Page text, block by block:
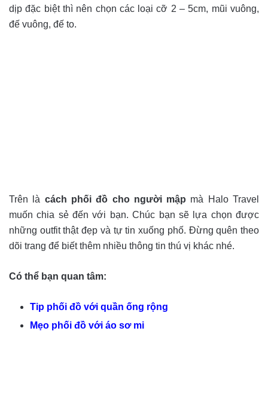
dịp đặc biệt thì nên chọn các loại cỡ 2 – 5cm, mũi vuông,
đế vuông, đế to.
Trên là cách phối đồ cho người mập mà
Halo Travel
muốn chia sẻ đến với bạn. Chúc bạn sẽ lựa chọn được
những outfit thật đẹp và tự tin xuống phố. Đừng quên theo
dõi trang để biết thêm nhiều thông tin thú vị khác nhé.
Có thể bạn quan tâm:
Tip phối đồ với quần ống rộng
Mẹo phối đồ với áo sơ mi